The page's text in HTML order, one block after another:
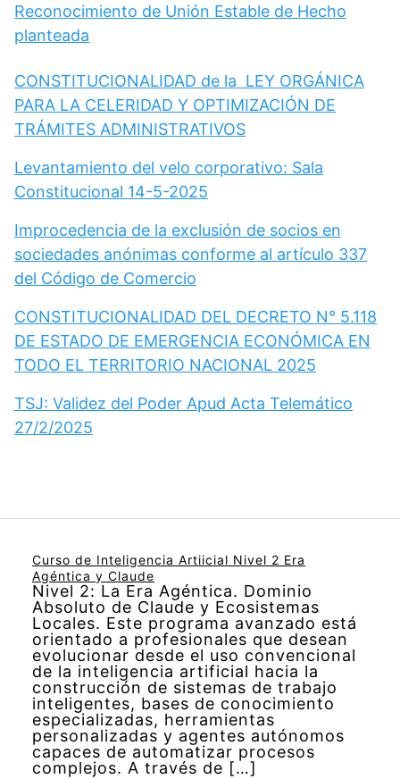
Reconocimiento de Unión Estable de Hecho
planteada
CONSTITUCIONALIDAD de la LEY ORGÁNICA
PARA LA CELERIDAD Y OPTIMIZACIÓN DE
TRÁMITES ADMINISTRATIVOS
Levantamiento del velo corporativo: Sala
Constitucional 14-5-2025
Improcedencia de la exclusión de socios en
sociedades anónimas conforme al artículo 337
del Código de Comercio
CONSTITUCIONALIDAD DEL DECRETO N° 5.118
DE ESTADO DE EMERGENCIA ECONÓMICA EN
TODO EL TERRITORIO NACIONAL 2025
TSJ: Validez del Poder Apud Acta Telemático
27/2/2025
Curso de Inteligencia Artiicial Nivel 2 Era
Agéntica y Claude
Nivel 2: La Era Agéntica. Dominio
Absoluto de Claude y Ecosistemas
Locales. Este programa avanzado está
orientado a profesionales que desean
evolucionar desde el uso convencional
de la inteligencia artificial hacia la
construcción de sistemas de trabajo
inteligentes, bases de conocimiento
especializadas, herramientas
personalizadas y agentes autónomos
capaces de automatizar procesos
complejos. A través de […]